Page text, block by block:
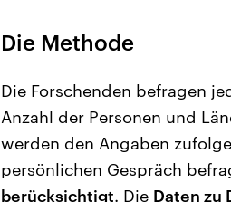
Die Methode
Die Forschenden befragen
Anzahl der Personen und
werden den Angaben
persönlichen Gespräch
berücksichtigt. Die Daten zu